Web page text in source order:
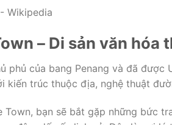
– Di sản văn hóa
phủ của bang Penang và đã được
kiến trúc thuộc địa, nghệ thuật
Town, bạn sẽ bắt gặp những bức